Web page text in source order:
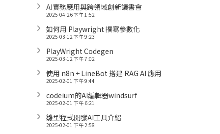
AI實務應用與跨領域創新讀書會
2025-04-26 下午 1:52
如何用 Playwright 撰寫參數化
2025-03-12 下午 9:23
PlayWright Codegen
2025-03-12 下午 7:02
使用 n8n + LineBot 搭建 RAG AI 應用
2025-02-01 下午 9:44
codeium的AI編輯器windsurf
2025-02-01 下午 6:21
雛型程式開發AI工具介紹
2025-02-01 下午 2:58